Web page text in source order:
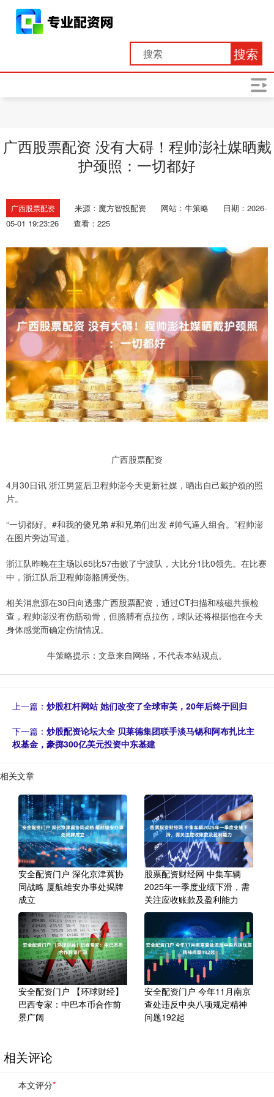
搜索
广西股票配资 没有大碍！程帅澎社媒晒戴
护颈照：一切都好
广西股票配资 来源：魔方智投配资 网站：牛策略
日期：2026-
05-01 19:23:26
查看：225
广西股票配资
4月30日讯 浙江男篮后卫程帅澎今天更新社媒，晒出自己戴护颈的照
片。
“一切都好。#和我的傻兄弟 #和兄弟们出发 #帅气逼人组合。”程帅澎
在图片旁边写道。
浙江队昨晚在主场以65比57击败了宁波队，大比分1比0领先。在比赛
中，浙江队后卫程帅澎胳膊受伤。
相关消息源在30日向透露广西股票配资，通过CT扫描和核磁共振检
查，程帅澎没有伤筋动骨，但胳膊有点拉伤，球队还将根据他在今天
身体感觉而确定伤情情况。
牛策略提示：文章来自网络，不代表本站观点。
上一篇： 炒股杠杆网站 她们改变了全球审美，20年后终于回归
下一篇： 炒股配资论坛大全 贝莱德集团联手淡马锡和阿布扎比主
权基金，豪掷300亿美元投资中东基建
相关文章
安全配资门户 深化京津冀协
同战略 厦航雄安办事处揭牌
成立
股票配资财经网 中集车辆
2025年一季度业绩下滑，需
关注应收账款及盈利能力
安全配资门户 【环球财经】
巴西专家：中巴本币合作前
景广阔
安全配资门户 今年11月南京
查处违反中央八项规定精神
问题192起
相关评论
本文评分*